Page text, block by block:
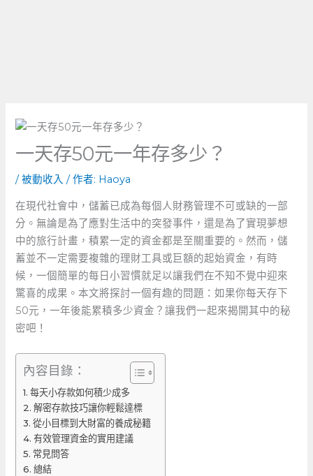
一天存50元一年存多少？
/被動收入 / 作者: Haoya
在現代社會中，儲蓄已成為每個人財務管理不可或缺的一部
分。無論是為了應對生活中的突發事件，還是為了實現夢想
中的旅行計畫，積累一定的資金都是至關重要的。然而，儲
蓄並不一定需要複雜的理財工具或巨額的起始資金，有時
候，一個簡單的每日小習慣就足以讓我們在不知不覺中迎來
驚喜的成果。本文將探討一個有趣的問題：如果你每天存下
50元，一年後能累積多少資金？讓我們一起來揭開其中的秘
密吧！
內容目錄：
每天小存款如何積少成多
解密存款技巧讓你輕鬆達標
從小目標到大財富的養成秘籍
有效管理資金的實用建議
常見問答
總結